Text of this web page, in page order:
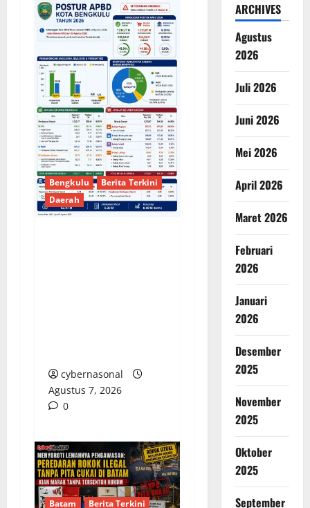
Bengkulu
Berita Terkini
Daerah
cybernasonal
Agustus 7, 2026
0
Batam Berita Terkini
ARCHIVES
Agustus
2026
Juli 2026
Juni 2026
Mei 2026
April 2026
Maret 2026
Februari
2026
Januari
2026
Desember
2025
November
2025
Oktober
2025
September